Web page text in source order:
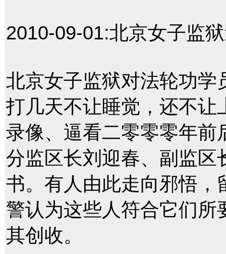
2010-09-01:北京女子监
北京女子监狱对法轮功
打几天不让睡觉，还不
录像、逼看二零零零年
分监区长刘迎春、副监
书。有人由此走向邪悟
警认为这些人符合它们
其创收。